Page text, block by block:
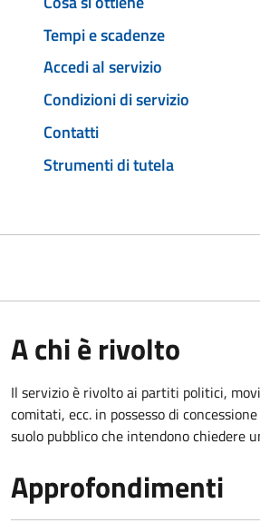
Tempi e scadenze
Accedi al servizio
Condizioni di servizio
Contatti
Strumenti di tutela
A chi è rivolto
Il servizio è rivolto ai partiti politici,
comitati, ecc. in possesso di
suolo pubblico che intendono chiedere
Approfondimenti